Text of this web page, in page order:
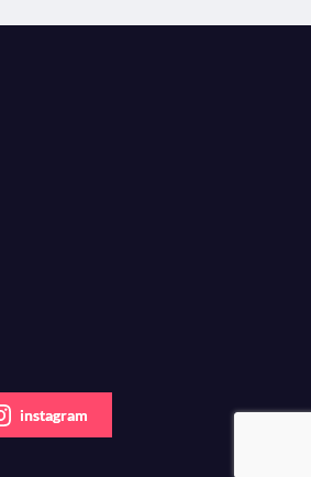
instagram